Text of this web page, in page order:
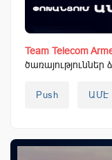
Team Telecom
ծառայություններ
Push ԱՄԷ